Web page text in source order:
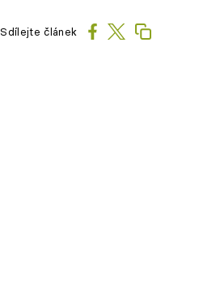
Sdílejte článek